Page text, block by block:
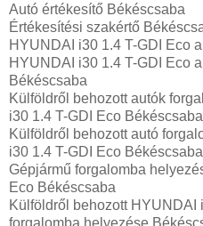
Autó értékesítő Békéscsaba
Értékesítési szakértő
HYUNDAI i30 1.4 T-GDI Eco
HYUNDAI i30 1.4 T-GDI Eco
Békéscsaba
Külföldről behozott autók
i30 1.4 T-GDI Eco Békéscsaba
Külföldről behozott autó
i30 1.4 T-GDI Eco Békéscsaba
Gépjármű forgalomba
Eco Békéscsaba
Külföldről behozott HYUNDAI
forgalomba helyezése